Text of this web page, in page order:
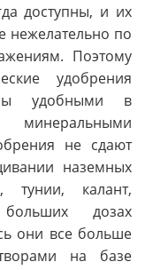
доступны, и их
нежелательно по
Поэтому
удобрения
удобными в
не сдают
наземных
тунии, калант,
дозах
они все больше
на базе